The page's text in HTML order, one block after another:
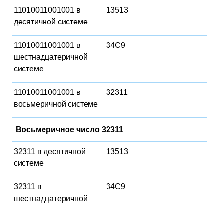
11010011001001 в
десятичной системе
13513
11010011001001 в
шестнадцатеричной
системе
34C9
11010011001001 в
восьмеричной системе
32311
Восьмеричное число 32311
32311 в десятичной
системе
13513
32311 в
шестнадцатеричной
34C9